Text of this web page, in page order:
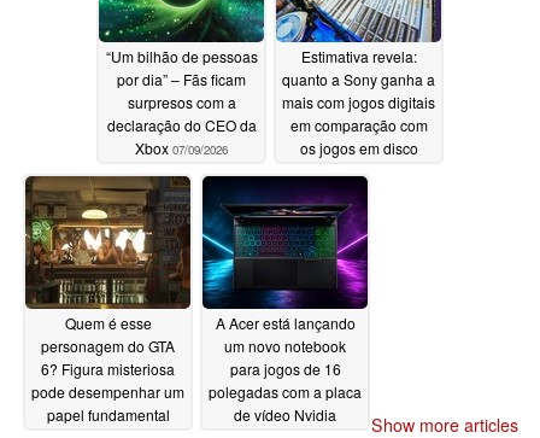
“Um bilhão de pessoas
por dia” – Fãs ficam
surpresos com a
declaração do CEO da
Xbox 07/09/2026
Estimativa revela:
quanto a Sony ganha a
mais com jogos digitais
em comparação com
os jogos em disco
07/09/2026
Quem é esse
personagem do GTA
6? Figura misteriosa
pode desempenhar um
papel fundamental
A Acer está lançando
um novo notebook
para jogos de 16
polegadas com a placa
de vídeo Nvidia
Show more articles